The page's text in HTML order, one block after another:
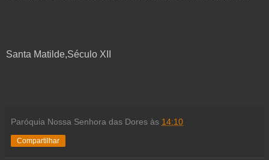
Santa Matilde,Século XII
Paróquia Nossa Senhora das Dores às 14:10
Compartilhar